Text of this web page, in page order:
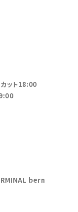
カット18:00
bern